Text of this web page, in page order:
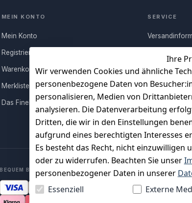
Ihre
Wir verwenden Cookies und ähnliche
personenbezogene Daten von
personalisieren, Medien von
analysieren. Die Datenverarbeitung
Dritten, die wir in den Einstellungen
aufgrund eines berechtigten Interesses
Es besteht das Recht, nicht
oder zu widerrufen. Beachten Sie unser
personenbezogener Daten in unserer
Essenziell
Externe
MEIN KONTO
Mein Konto
Registrieren
Warenkorb
Merkliste
Das FineBuy-Magazin
SERVICE
Rücksendung
Persönlicher
Vertrag
BEQUEM BEZAHLEN MIT